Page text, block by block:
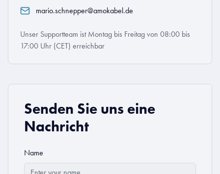
mario.schnepper@amokabel.de
Unser Supportteam ist Montag bis Freitag von 08:00 bis
17:00 Uhr (CET) erreichbar
Senden Sie uns eine
Nachricht
Name